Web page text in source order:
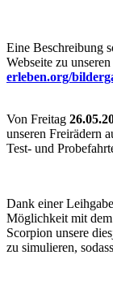
Eine Beschreibung
Webseite zu
erleben.org/
Von Freitag
unseren Freirädern
Test- und
Dank einer
Möglichkeit mit
Scorpion unsere
zu simulieren,